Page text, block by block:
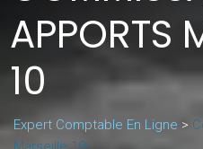
APPORTS
10
Expert Comptable En Ligne >